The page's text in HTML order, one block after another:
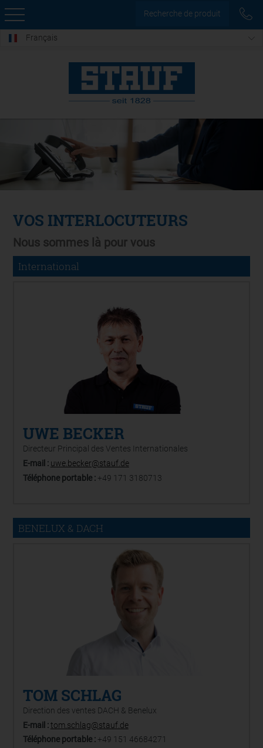
Recherche de produit
Français
VOS INTERLOCUTEURS
Nous sommes là pour vous
International
UWE BECKER
Directeur Principal des Ventes Internationales
E-mail : uwe.becker@stauf.de
Téléphone portable :+49 171 3180713
BENELUX & DACH
TOM SCHLAG
Direction des ventes DACH & Benelux
E-mail :tom.schlag@stauf.de
Téléphone portable :+49 151 46684271